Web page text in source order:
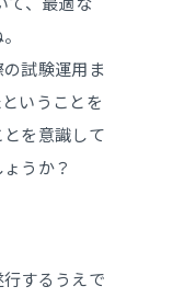
試験運用ま
いうことを
を意識して
うか？
するうえで